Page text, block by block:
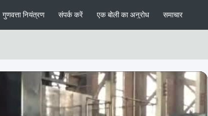
गुणवत्ता नियंत्रण संपर्क करें एक बोली का अनुरोध समाचार